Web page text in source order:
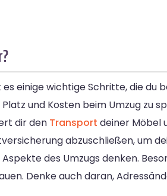
einige wichtige Schritte, die du
und Kosten beim Umzug zu
dir den Transport deiner Möbel
abzuschließen, um
des Umzugs denken.
Denke auch daran,